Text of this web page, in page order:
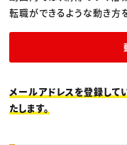
転職ができるような動き方
メールアドレスを登録し
たします。